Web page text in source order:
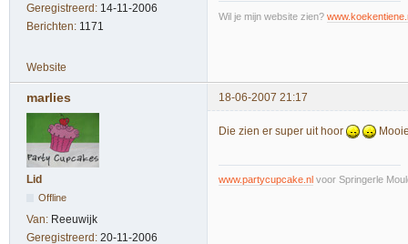
Geregistreerd: 14-11-2006
Berichten: 1171
Wil je mijn website zien?
Website
marlies 18-06-2007 21:17
Lid
Offline
Van: Reeuwijk
Geregistreerd: 20-11-2006
Die zien er super uit hoor
www.partycupcake.nl voor Springerle